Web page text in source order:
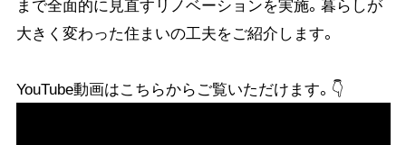
まで全面的に見直すリノベーションを実施。暮らしが
大きく変わった住まいの工夫をご紹介します。
YouTube動画はこちらからご覧いただけます。👇